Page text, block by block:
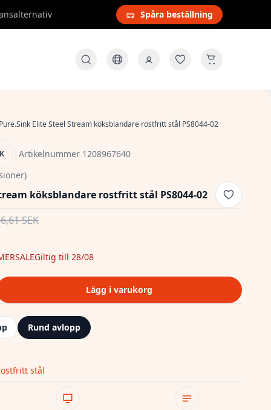
Spåra beställning
Pure.Sink Elite Steel Stream köksblandare rostfritt stål PS8044-02
| Artikelnummer 1208967640
köksblandare rostfritt stål PS8044-02
SEK
Giltig till 28/08
Lägg i varukorg
Rund avlopp
stål